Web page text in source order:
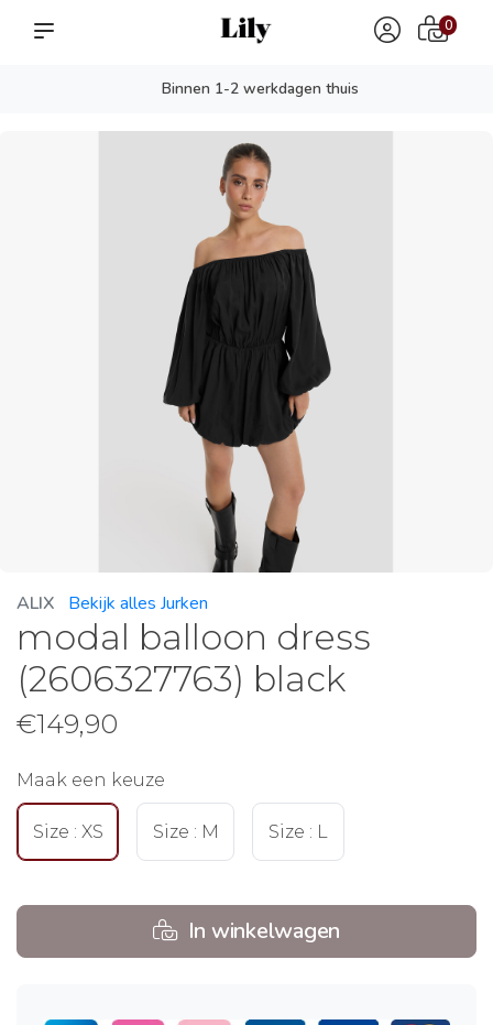
Binnen 1-2 werkdagen thuis
0
ALIX Bekijk alles Jurken
modal balloon dress
(2606327763) black
€149,90
Maak een keuze
Size : XS Size : M Size : L
In winkelwagen